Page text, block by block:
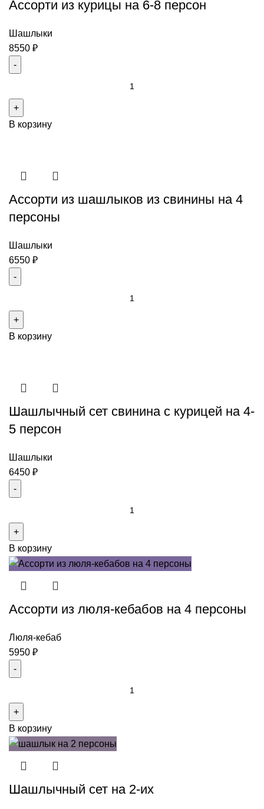
8
Ассорти из курицы на 6-8 персон
Шашлыки
8550 ₽
Ассорти
из
персон
В корзину
Ассорти из шашлыков из свинины на 4
персоны
Шашлыки
6550 ₽
Ассорти
из
персоны
В корзину
Шашлычный сет свинина с курицей на 4-
5 персон
Шашлыки
6450 ₽
Шашлычный
сет
свинина
курицей
на
5
персон
В корзину
Ассорти из люля-кебабов на 4 персоны
Люля-кебаб
5950 ₽
Ассорти
из
люля-
4
В корзину
Шашлычный сет на 2-их